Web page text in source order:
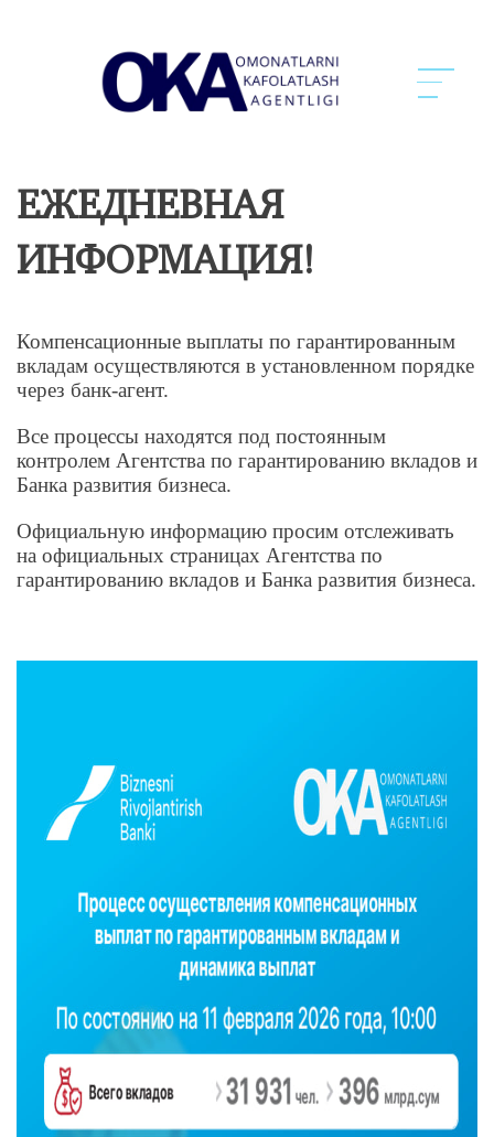
ЕЖЕДНЕВНАЯ
ИНФОРМАЦИЯ!
Компенсационные выплаты по гарантированным
вкладам осуществляются в установленном порядке
через банк-агент.
Все процессы находятся под постоянным
контролем Агентства по гарантированию вкладов и
Банка развития бизнеса.
Официальную информацию просим отслеживать
на официальных страницах Агентства по
гарантированию вкладов и Банка развития бизнеса.